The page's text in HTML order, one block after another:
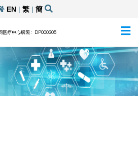
EN| 繁| 簡
医疗中心牌照：DP000305